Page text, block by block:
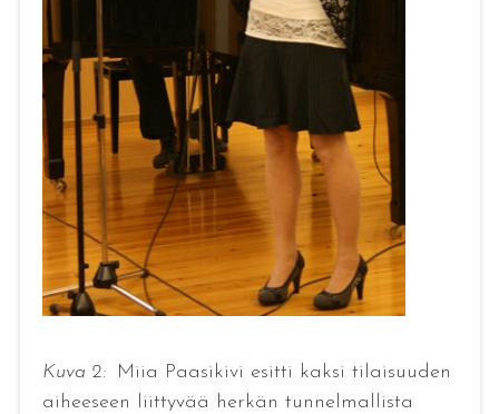
Kuva 2:
Miia Paasikivi esitti kaksi tilaisuuden
aiheeseen liittyvää herkän tunnelmallista